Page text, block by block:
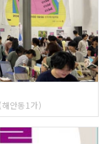
안동1가)